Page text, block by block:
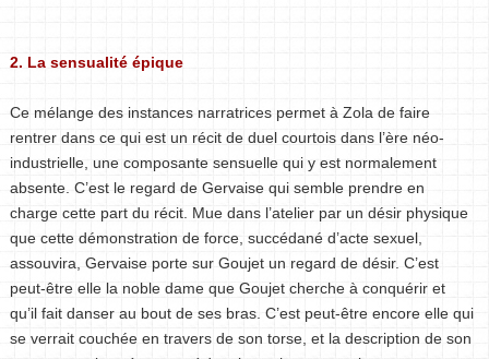
2. La sensualité épique
Ce mélange des instances narratrices permet à Zola de faire
rentrer dans ce qui est un récit de duel courtois dans l’ère néo-
industrielle, une composante sensuelle qui y est normalement
absente. C’est le regard de Gervaise qui semble prendre en
charge cette part du récit. Mue dans l’atelier par un désir physique
que cette démonstration de force, succédané d’acte sexuel,
assouvira, Gervaise porte sur Goujet un regard de désir. C’est
peut-être elle la noble dame que Goujet cherche à conquérir et
qu’il fait danser au bout de ses bras. C’est peut-être encore elle qui
se verrait couchée en travers de son torse, et la description de son